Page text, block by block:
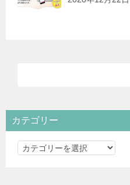
カテゴリー
カ